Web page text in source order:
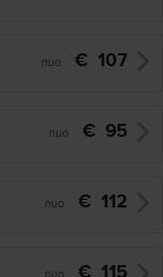
nuo € 107
nuo € 95
nuo € 112
nuo € 115